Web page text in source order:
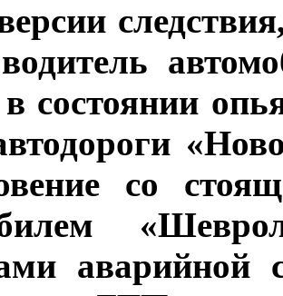
состоянии
со
аварийной